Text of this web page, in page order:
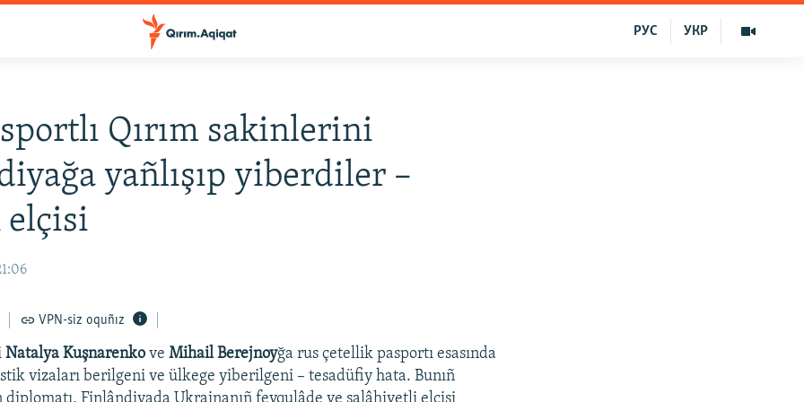
УКР
РУС
Qırım sakinlerini
yañlışıp yiberdiler –
VPN-siz oquñız
Natalya Kuşnarenko veMihail Berejnoyğa rus çetellik pasportı esasında
vizaları berilgeni ve ülkege yiberilgeni – tesadüfiy hata. Bunıñ